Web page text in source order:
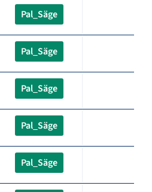
Pal_Säge
Pal_Säge
Pal_Säge
Pal_Säge
Pal_Säge